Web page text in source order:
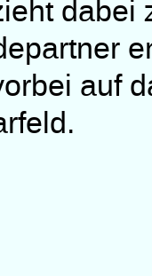
dabei
auf